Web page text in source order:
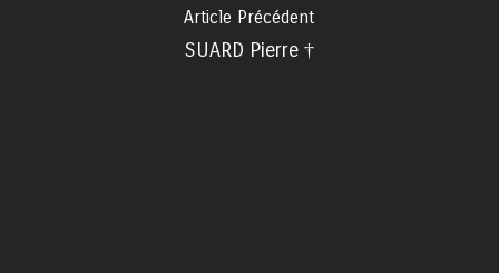
Article Précédent
SUARD Pierre †